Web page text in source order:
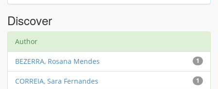
Discover
Author
1
BEZERRA, Rosana Mendes
1
CORREIA, Sara Fernandes